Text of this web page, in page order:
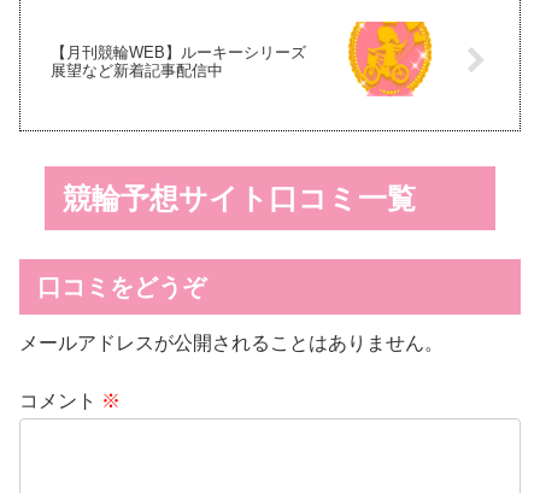
【月刊競輪WEB】ルーキーシリーズ
展望など新着記事配信中
競輪予想サイト口コミ一覧
口コミをどうぞ
メールアドレスが公開されることはありません。
コメント ※